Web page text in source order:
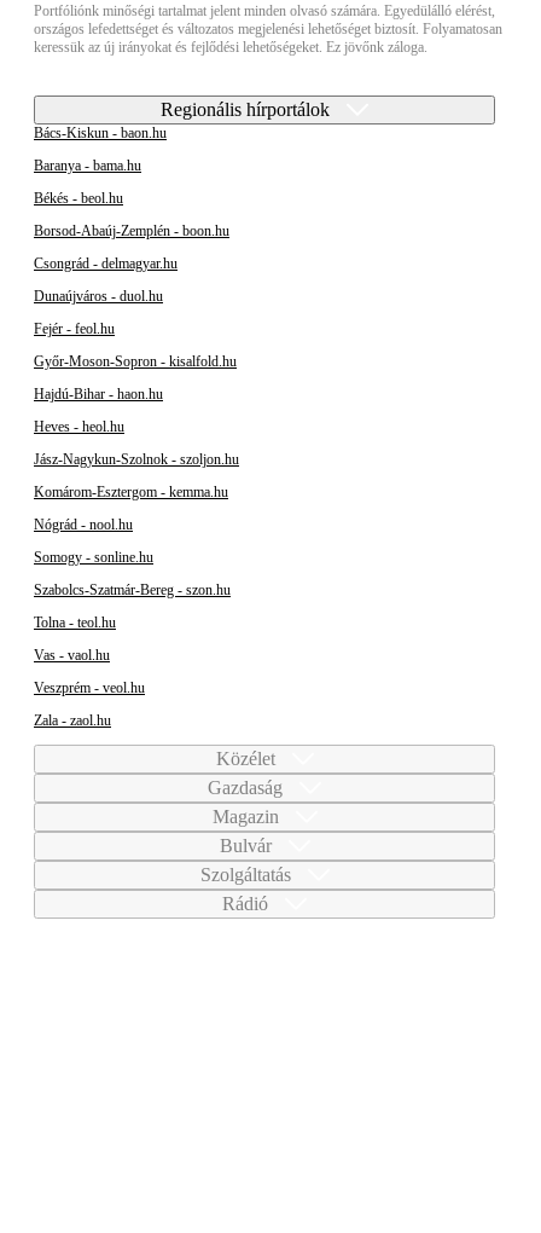
Portfóliónk minőségi tartalmat jelent minden olvasó számára. Egyedülálló elérést,
országos lefedettséget és változatos megjelenési lehetőséget biztosít. Folyamatosan
keressük az új irányokat és fejlődési lehetőségeket. Ez jövőnk záloga.
Regionális hírportálok
Bács-Kiskun - baon.hu
Baranya - bama.hu
Békés - beol.hu
Borsod-Abaúj-Zemplén - boon.hu
Csongrád - delmagyar.hu
Dunaújváros - duol.hu
Fejér - feol.hu
Győr-Moson-Sopron - kisalfold.hu
Hajdú-Bihar - haon.hu
Heves - heol.hu
Jász-Nagykun-Szolnok - szoljon.hu
Komárom-Esztergom - kemma.hu
Nógrád - nool.hu
Somogy - sonline.hu
Szabolcs-Szatmár-Bereg - szon.hu
Tolna - teol.hu
Vas - vaol.hu
Veszprém - veol.hu
Zala - zaol.hu
Közélet
Gazdaság
Magazin
Bulvár
Szolgáltatás
Rádió